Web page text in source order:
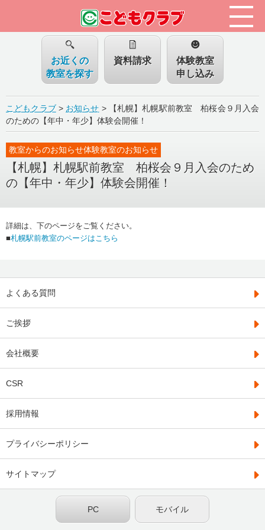
お近くの
教室を探す
資料請求
体験教室
申し込み
こどもクラブ> お知らせ >
【札幌】札幌駅前教室 柏桜会９月入会
のための【年中・年少】体験会開催！
【札幌】札幌駅前教室 柏桜会９月入会のため
の【年中・年少】体験会開催！
教室からのお知らせ体験教室のお知らせ
詳細は、下のページをご覧ください。
■札幌駅前教室のページはこちら
よくある質問
ご挨拶
会社概要
CSR
採用情報
プライバシーポリシー
サイトマップ
モバイル
PC